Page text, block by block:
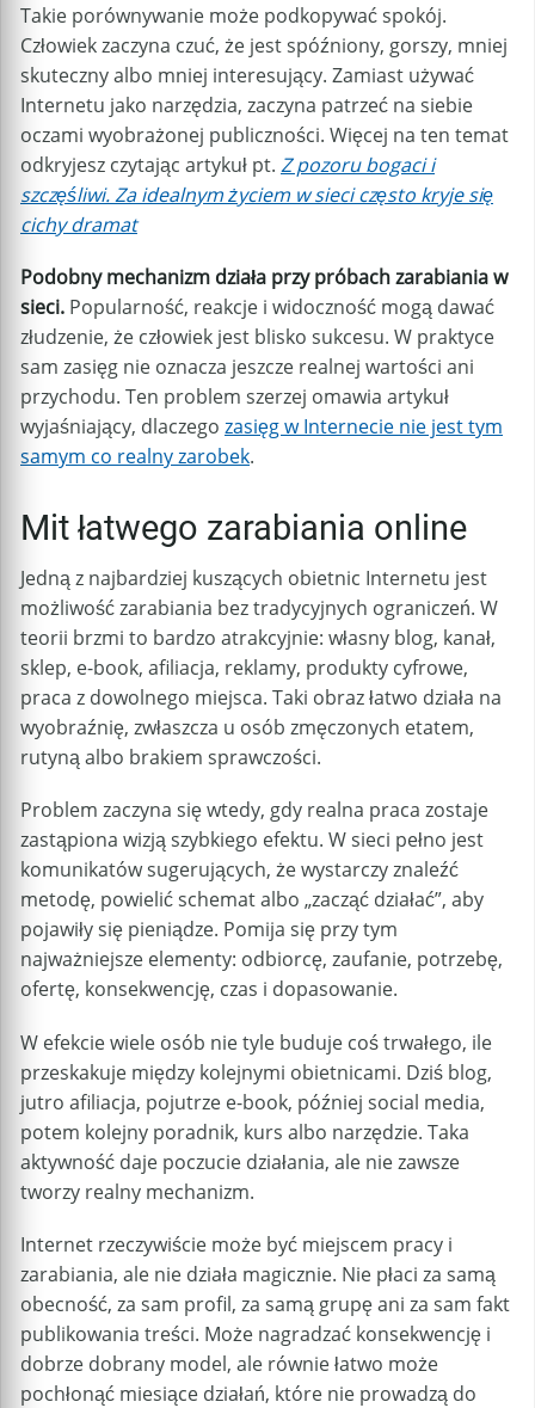
Takie porównywanie może podkopywać spokój.
Człowiek zaczyna czuć, że jest spóźniony, gorszy, mniej
skuteczny albo mniej interesujący. Zamiast używać
Internetu jako narzędzia, zaczyna patrzeć na siebie
oczami wyobrażonej publiczności. Więcej na ten temat
odkryjesz czytając artykuł pt. Z pozoru bogaci i
szczęśliwi. Za idealnym życiem w sieci często kryje się
cichy dramat
Podobny mechanizm działa przy próbach zarabiania w
sieci. Popularność, reakcje i widoczność mogą dawać
złudzenie, że człowiek jest blisko sukcesu. W praktyce
sam zasięg nie oznacza jeszcze realnej wartości ani
przychodu. Ten problem szerzej omawia artykuł
wyjaśniający, dlaczego zasięg w Internecie nie jest tym
samym co realny zarobek.
Mit łatwego zarabiania online
Jedną z najbardziej kuszących obietnic Internetu jest
możliwość zarabiania bez tradycyjnych ograniczeń. W
teorii brzmi to bardzo atrakcyjnie: własny blog, kanał,
sklep, e-book, afiliacja, reklamy, produkty cyfrowe,
praca z dowolnego miejsca. Taki obraz łatwo działa na
wyobraźnię, zwłaszcza u osób zmęczonych etatem,
rutyną albo brakiem sprawczości.
Problem zaczyna się wtedy, gdy realna praca zostaje
zastąpiona wizją szybkiego efektu. W sieci pełno jest
komunikatów sugerujących, że wystarczy znaleźć
metodę, powielić schemat albo „zacząć działać”, aby
pojawiły się pieniądze. Pomija się przy tym
najważniejsze elementy: odbiorcę, zaufanie, potrzebę,
ofertę, konsekwencję, czas i dopasowanie.
W efekcie wiele osób nie tyle buduje coś trwałego, ile
przeskakuje między kolejnymi obietnicami. Dziś blog,
jutro afiliacja, pojutrze e-book, później social media,
potem kolejny poradnik, kurs albo narzędzie. Taka
aktywność daje poczucie działania, ale nie zawsze
tworzy realny mechanizm.
Internet rzeczywiście może być miejscem pracy i
zarabiania, ale nie działa magicznie. Nie płaci za samą
obecność, za sam profil, za samą grupę ani za sam fakt
publikowania treści. Może nagradzać konsekwencję i
dobrze dobrany model, ale równie łatwo może
pochłonąć miesiące działań, które nie prowadzą do